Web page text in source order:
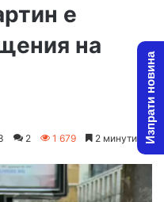
е
на
2 1 679 2 минути Изпрати новина